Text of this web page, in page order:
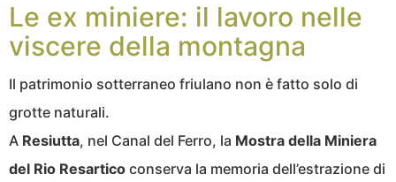
Le ex miniere: il lavoro nelle
viscere della montagna
Il patrimonio sotterraneo friulano non è fatto solo di
grotte naturali.
A Resiutta, nel Canal del Ferro, la Mostra della Miniera
del Rio Resartico conserva la memoria dell’estrazione di